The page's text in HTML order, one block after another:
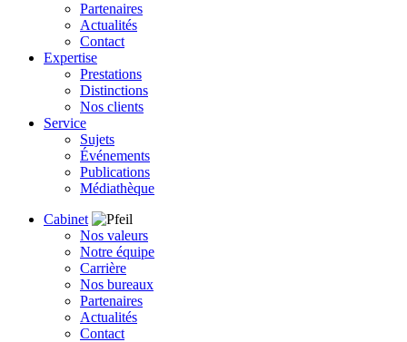
Partenaires
Actualités
Contact
Expertise
Prestations
Distinctions
Nos clients
Service
Sujets
Événements
Publications
Médiathèque
Cabinet
Nos valeurs
Notre équipe
Carrière
Nos bureaux
Partenaires
Actualités
Contact